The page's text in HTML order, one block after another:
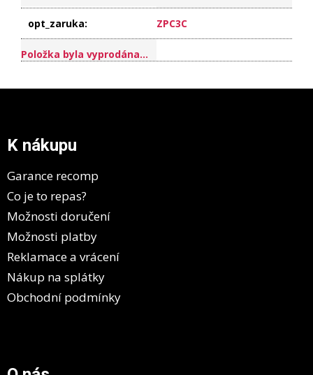
opt_zaruka: ZPC3C
Položka byla vyprodána…
K nákupu
Garance recomp
Co je to repas?
Možnosti doručení
Možnosti platby
Reklamace a vrácení
Nákup na splátky
Obchodní podmínky